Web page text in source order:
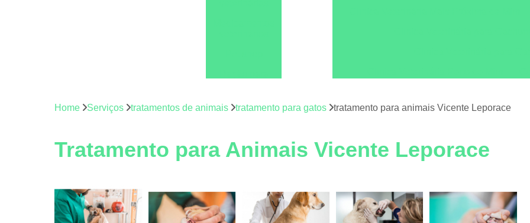
Tratamentos
animais
Consulta Veterinária
Consulta
Consulta Veterinária para
Emergência para Cachorro
Emergência para Gatos
Home Serviços tratamentos de animais tratamento para gatos tratamento para animais Vicente Leporace
Tratamento para Animais Vicente Leporace